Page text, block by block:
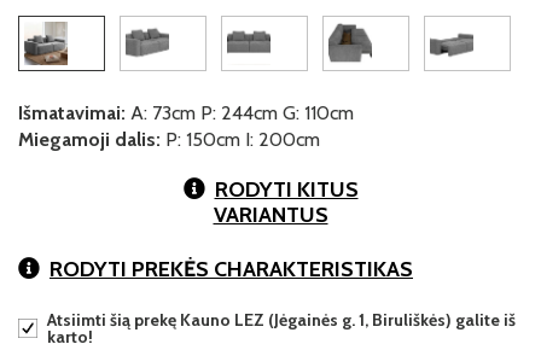
Išmatavimai: A: 73cm P: 244cm G: 110cm
Miegamoji dalis: P: 150cm I: 200cm
RODYTI KITUS
VARIANTUS
RODYTI PREKĖS CHARAKTERISTIKAS
Atsiimti šią prekę Kauno LEZ (Jėgainės g. 1, Biruliškės) galite iš
karto!